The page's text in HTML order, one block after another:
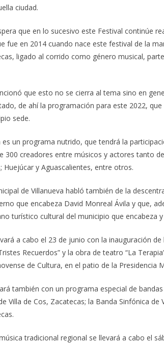
ciudad.
que en lo sucesivo este Festival continúe
fue en 2014 cuando nace este festival de la
ligado al corrido como género musical,
que esto no se cierra al tema sino en
de ahí la programación para este 2022,
sede.
es un programa nutrido, que tendrá la
300 creadores entre músicos y actores tanto
Huejúcar y Aguascalientes, entre otros.
de Villanueva habló también de la
que encabeza David Monreal Ávila y que,
turístico cultural del municipio que encabeza
a cabo el 23 de junio con la inauguración
Recuerdos” y la obra de teatro “La
de Cultura, en el patio de la Presidencia
también con un programa especial de
Villa de Cos, Zacatecas; la Banda Sinfónica
tradicional regional se llevará a cabo el